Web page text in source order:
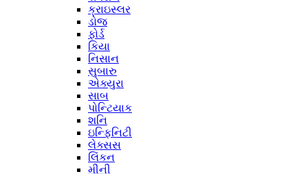
ક્રાઇસ્લર
ડોજ
ફોર્ડ
કિયા
નિસાન
સુબારુ
એક્યુરા
સાબ
પોન્ટિયાક
શનિ
ઇન્ફિનિટી
લેક્સસ
લિંકન
મીની